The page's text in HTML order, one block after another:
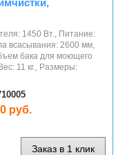
1450 Вт., Питание:
всасывания: 2600 мм,
бака для моющего
11 кг., Размеры:
руб.
Заказ в 1 клик